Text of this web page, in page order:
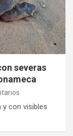
severas
y con visibles